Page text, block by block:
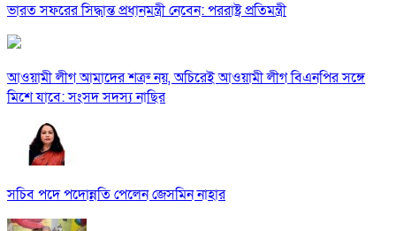
ভারত সফরের সিদ্ধান্ত প্রধানমন্ত্রী নেবেন: পররাষ্ট্র প্রতিমন্ত্রী
আওয়ামী লীগ আমাদের শত্রু নয়, অচিরেই আওয়ামী লীগ বিএনপির সঙ্গে
মিশে যাবে: সংসদ সদস্য নাছির
সচিব পদে পদোন্নতি পেলেন জেসমিন নাহার